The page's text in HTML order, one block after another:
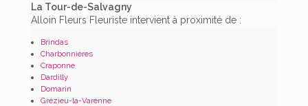
La Tour-de-Salvagny
Alloin Fleurs Fleuriste intervient à proximité de :
Brindas
Charbonnières
Craponne
Dardilly
Domarin
Grézieu-la-Varenne